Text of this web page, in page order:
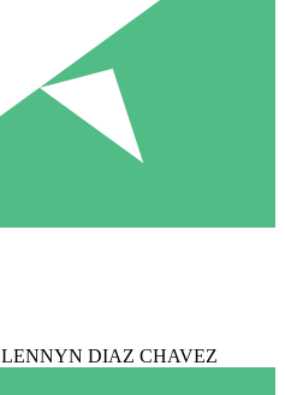
LENNYN DIAZ CHAVEZ